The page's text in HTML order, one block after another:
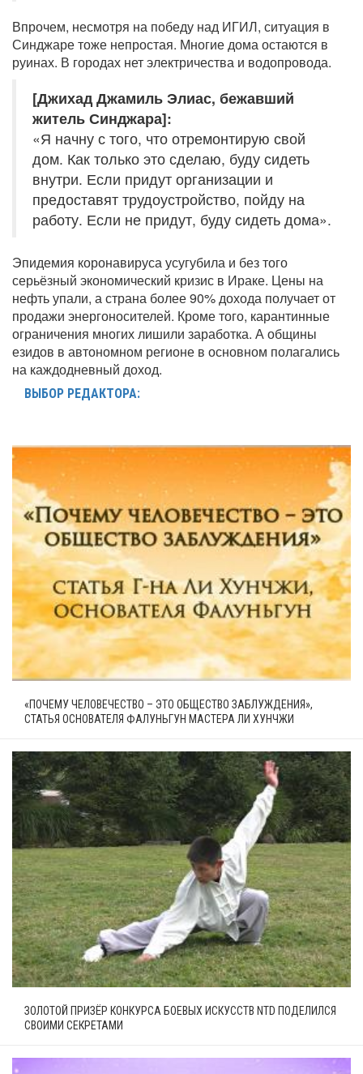
Впрочем, несмотря на победу над ИГИЛ, ситуация в
Синджаре тоже непростая. Многие дома остаются в
руинах. В городах нет электричества и водопровода.
[Джихад Джамиль Элиас, бежавший
житель Синджара]:
«Я начну с того, что отремонтирую свой
дом. Как только это сделаю, буду сидеть
внутри. Если придут организации и
предоставят трудоустройство, пойду на
работу. Если не придут, буду сидеть дома».
Эпидемия коронавируса усугубила и без того
серьёзный экономический кризис в Ираке. Цены на
нефть упали, а страна более 90% дохода получает от
продажи энергоносителей. Кроме того, карантинные
ограничения многих лишили заработка. А общины
езидов в автономном регионе в основном полагались
на каждодневный доход.
ВЫБОР РЕДАКТОРА:
«ПОЧЕМУ ЧЕЛОВЕЧЕСТВО – ЭТО ОБЩЕСТВО ЗАБЛУЖДЕНИЯ»,
СТАТЬЯ ОСНОВАТЕЛЯ ФАЛУНЬГУН МАСТЕРА ЛИ ХУНЧЖИ
ЗОЛОТОЙ ПРИЗЁР КОНКУРСА БОЕВЫХ ИСКУССТВ NTD ПОДЕЛИЛСЯ
СВОИМИ СЕКРЕТАМИ